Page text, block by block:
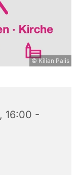
© Kilian Palis
16:00 -